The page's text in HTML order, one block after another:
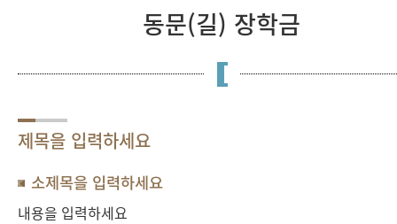
동문(길) 장학금
제목을 입력하세요
소제목을 입력하세요
내용을 입력하세요